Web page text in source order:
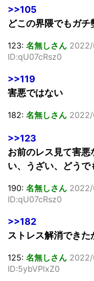
>>105
どこの界隈でもガ
123: 名無しさん
ID:qU07cRsz0
>>119
害悪ではない
182: 名無しさん 2022/
>>123
お前のレス見て害
い、うざい、どう
190: 名無しさん 2022/
ID:qU07cRsz0
>>182
ストレス解消できた
125: 名無しさん 2022/
ID:5ybVPlxZ0